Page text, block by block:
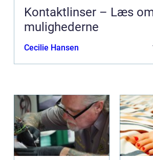
Kontaktlinser – Læs
mulighederne
Cecilie Hansen